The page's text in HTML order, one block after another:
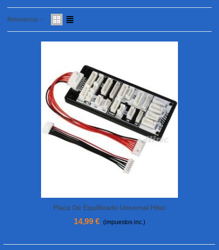
Relevancia
Placa De Equilibrado Universal Hitec
118300
14,99 € (impuestos inc.)